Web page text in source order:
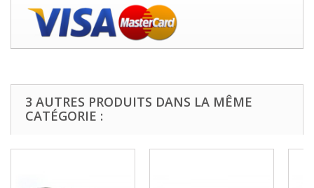
3 AUTRES PRODUITS DANS LA MÊME
CATÉGORIE :